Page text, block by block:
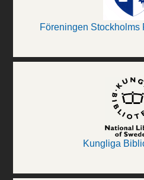
Föreningen Stockholms
Kungliga